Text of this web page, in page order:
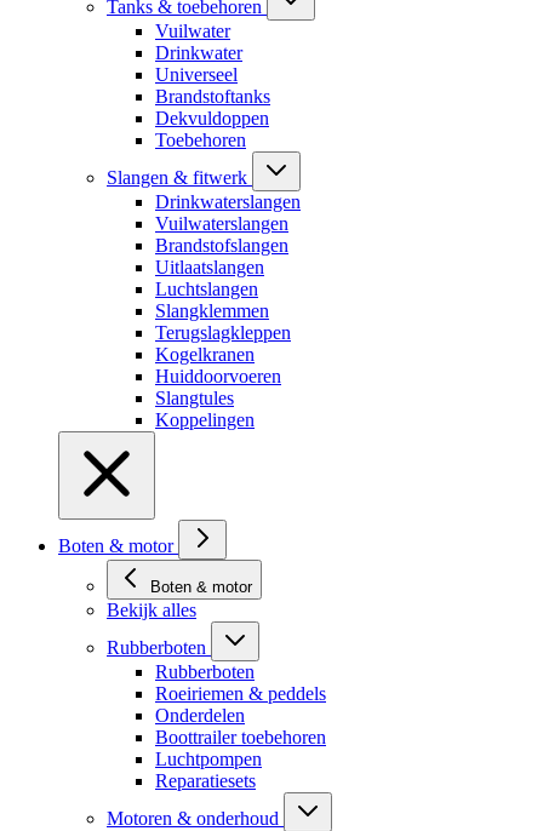
Tanks & toebehoren
Vuilwater
Drinkwater
Universeel
Brandstoftanks
Dekvuldoppen
Toebehoren
Slangen & fitwerk
Drinkwaterslangen
Vuilwaterslangen
Brandstofslangen
Uitlaatslangen
Luchtslangen
Slangklemmen
Terugslagkleppen
Kogelkranen
Huiddoorvoeren
Slangtules
Koppelingen
Boten & motor
Boten & motor
Bekijk alles
Rubberboten
Rubberboten
Roeiriemen & peddels
Onderdelen
Boottrailer toebehoren
Luchtpompen
Reparatiesets
Motoren & onderhoud